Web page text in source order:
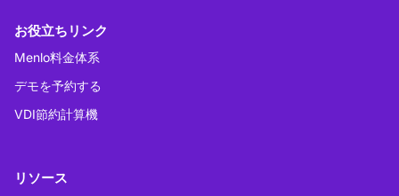
お役立ちリンク
Menlo料金体系
デモを予約する
VDI節約計算機
リソース